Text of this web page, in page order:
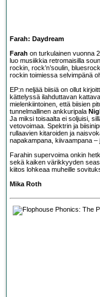
Farah: Daydream
Farah on turkulainen vuonna
luo musiikkia retromaisilla
rockin, rock’n’soulin,
rockin toimiessa selvimpänä
EP:n neljää biisiä on ollut
kättelyssä ilahduttavan
mielenkiintoinen, että biisien
tunnelmallinen ankkuripala
Ja miksi toisaalta ei soljuisi,
vetovoimaa. Spektrin ja
rullaavien kitaroiden ja
napakampana, kiivaampana –
Farahin supervoima onkin
sekä kaiken värikkyyden
kiitos lohkeaa muheille
Mika Roth